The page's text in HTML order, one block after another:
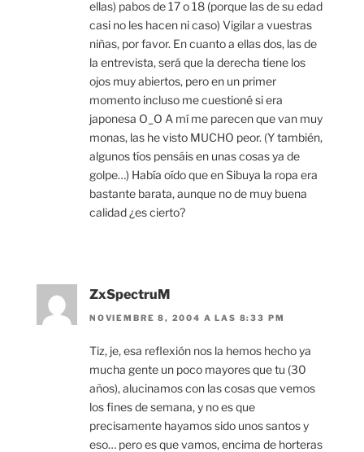
ellas) pabos de 17 o 18 (porque las de su edad
casi no les hacen ni caso) Vigilar a vuestras
niñas, por favor. En cuanto a ellas dos, las de
la entrevista, será que la derecha tiene los
ojos muy abiertos, pero en un primer
momento incluso me cuestioné si era
japonesa O_O A mí me parecen que van muy
monas, las he visto MUCHO peor. (Y también,
algunos tíos pensáis en unas cosas ya de
golpe…) Había oído que en Sibuya la ropa era
bastante barata, aunque no de muy buena
calidad ¿es cierto?
ZxSpectruM
NOVIEMBRE 8, 2004 A LAS 8:33 PM
Tiz, je, esa reflexión nos la hemos hecho ya
mucha gente un poco mayores que tu (30
años), alucinamos con las cosas que vemos
los fines de semana, y no es que
precisamente hayamos sido unos santos y
eso… pero es que vamos, encima de horteras